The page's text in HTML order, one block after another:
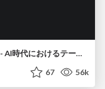
DBのスキルで生き残る技術 - AI時代におけるテーブル設計の勘所
67 56k